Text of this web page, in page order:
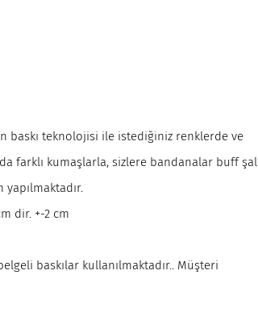
baskı teknolojisi ile istediğiniz renklerde ve
farklı kumaşlarla, sizlere bandanalar buff şal
dir. +-2 cm
baskılar kullanılmaktadır.. Müşteri